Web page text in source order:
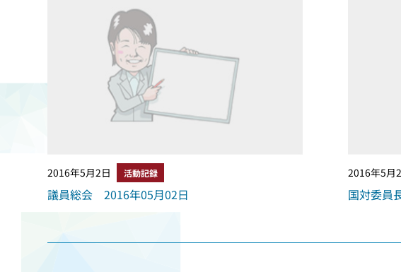
2016年5月2日 活動記録
議員総会 2016年05月02日
2016年5月
国対委員